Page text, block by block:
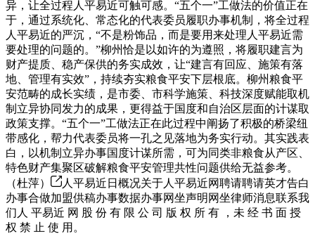
异，让全过程人平易近可触可感。“五个一”工做法的价值正在
于，通过系统化、常态化的代表委员履职办事机制，将全过程
人平易近的严沉，“不是粉饰品，而是要用来处理人平易近需
要处理的问题的。”柳州恰是以如许的为遵照，将履职建言为
财产提质、稳产保供的务实成效，让“建言有回应、施策有落
地、管理有实效”，持续夯实粮食平安下层根底。柳州粮食平
安范畴的成长实绩，是市委、市科学施策、科技深度赋能取机
制立异协同发力的成果，更得益于国度和自治区层面的计谋取
政策支撑。“五个一”工做法正在此过程中阐扬了积极的桥梁纽
带感化，帮力代表委员将一孔之见落地为务实行动。其实践表
白，以机制立异办事国度计谋所需，可为同类非粮食从产区、
特色财产集聚区破解粮食平安管理共性问题供给无益参考。
（杜萍）
人平易近日概况关于人平易近网聘请聘请英才告白
办事合做加盟供稿办事数据办事网坐声明网坐律师消息联系我
们人 平易近 网 股 份 有 限 公 司 版 权 所 有 ，未 经 书 面 授
权 禁 止 使 用。